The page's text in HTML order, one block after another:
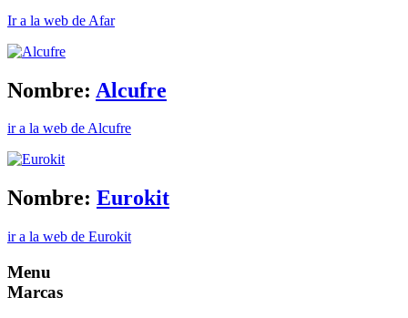
Ir a la web de Afar
Nombre: Alcufre
ir a la web de Alcufre
Nombre: Eurokit
ir a la web de Eurokit
Menu
Marcas